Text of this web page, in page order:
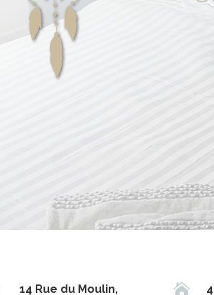
14 Rue du Moulin,
